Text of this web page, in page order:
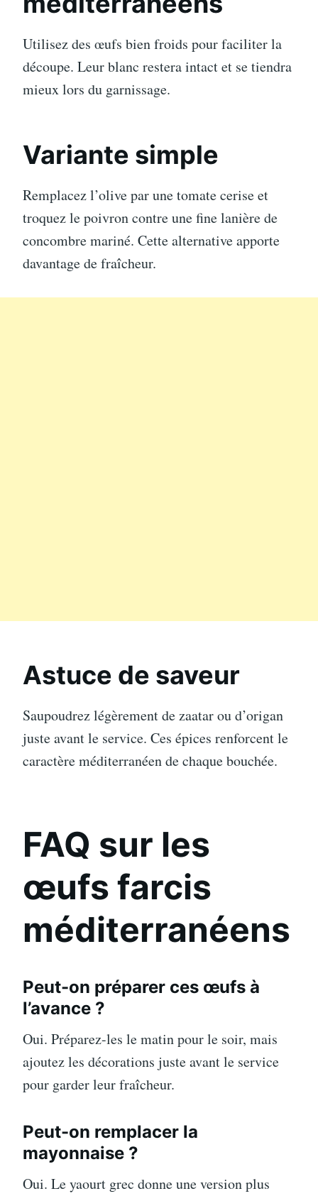
Utilisez des œufs bien froids pour faciliter la
découpe. Leur blanc restera intact et se tiendra
mieux lors du garnissage.
Variante simple
Remplacez l’olive par une tomate cerise et
troquez le poivron contre une fine lanière de
concombre mariné. Cette alternative apporte
davantage de fraîcheur.
Astuce de saveur
Saupoudrez légèrement de zaatar ou d’origan
juste avant le service. Ces épices renforcent le
caractère méditerranéen de chaque bouchée.
FAQ sur les
œufs farcis
méditerranéens
Peut-on préparer ces œufs à
l’avance ?
Oui. Préparez-les le matin pour le soir, mais
ajoutez les décorations juste avant le service
pour garder leur fraîcheur.
Peut-on remplacer la
mayonnaise ?
Oui. Le yaourt grec donne une version plus